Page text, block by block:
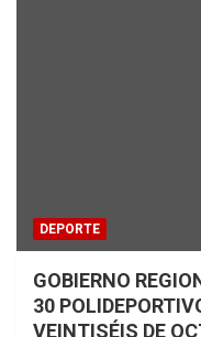
DEPORTE
GOBIERNO
30
VEINTISÉIS DE